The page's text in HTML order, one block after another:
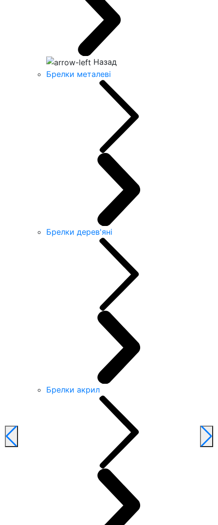
Назад
Брелки металеві
Брелки дерев'яні
Брелки акрил